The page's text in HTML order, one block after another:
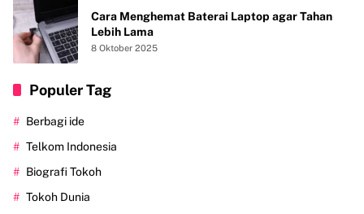
Cara Menghemat Baterai Laptop agar Tahan
Lebih Lama
8 Oktober 2025
Populer Tag
Berbagi ide
Telkom Indonesia
Biografi Tokoh
Tokoh Dunia